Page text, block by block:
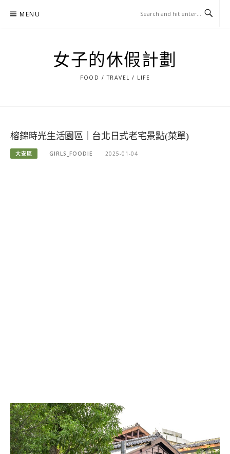
MENU
女子的休假計劃
FOOD / TRAVEL / LIFE
榕錦時光生活園區｜台北日式老宅景點(菜單)
大安區 GIRLS_FOODIE 2025-01-04